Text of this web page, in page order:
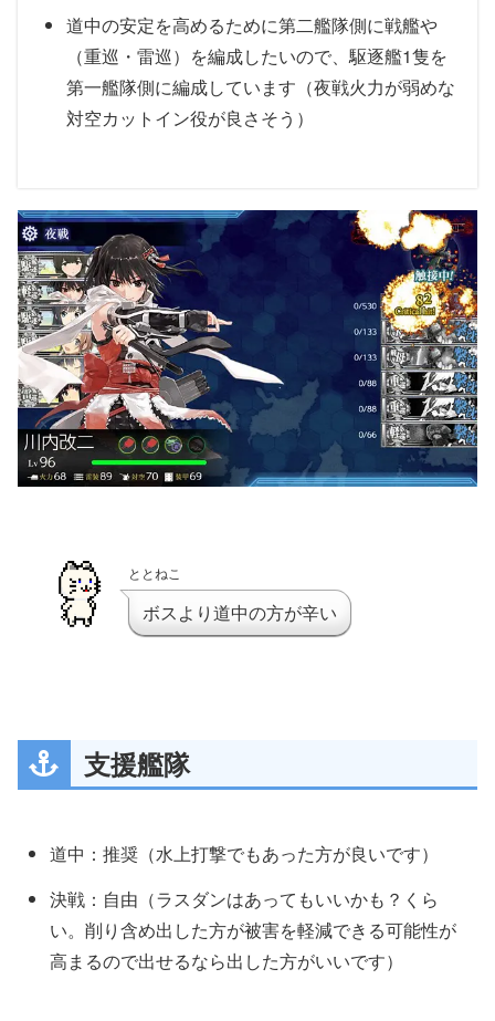
道中の安定を高めるために第二艦隊側に戦艦や
（重巡・雷巡）を編成したいので、駆逐艦1隻を
第一艦隊側に編成しています（夜戦火力が弱めな
対空カットイン役が良さそう）
軽巡1・駆逐3・戦艦1・（雷巡＋重巡級）1
※高速統一
ととねこ
ボスより道中の方が辛い
支援艦隊
道中：推奨（水上打撃でもあった方が良いです）
決戦：自由（ラスダンはあってもいいかも？くら
い。削り含め出した方が被害を軽減できる可能性が
高まるので出せるなら出した方がいいです）